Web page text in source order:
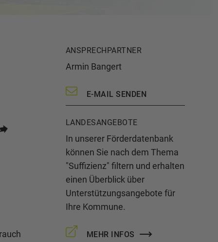
ANSPRECHPARTNER
Armin Bangert
E-MAIL SENDEN
LANDESANGEBOTE
In unserer Förderdatenbank
können Sie nach dem Thema
"Suffizienz" filtern und erhalten
einen Überblick über
Unterstützungsangebote für
Ihre Kommune.
MEHR INFOS